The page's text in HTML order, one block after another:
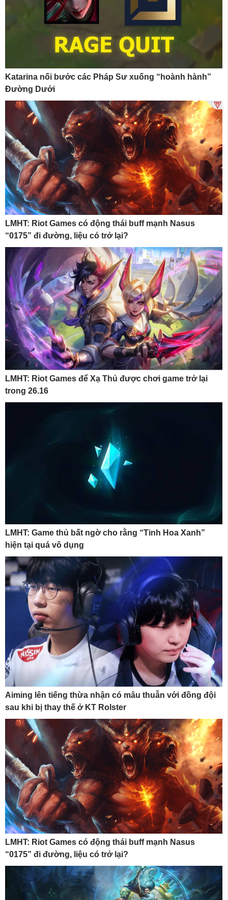
Katarina nối bước các Pháp Sư xuống “hoành hành”
Đường Dưới
LMHT: Riot Games có động thái buff mạnh Nasus
“0175” đi đường, liệu có trở lại?
LMHT: Riot Games để Xạ Thủ được chơi game trở lại
trong 26.16
LMHT: Game thủ bất ngờ cho rằng “Tinh Hoa Xanh”
hiện tại quá vô dụng
Aiming lên tiếng thừa nhận có mâu thuẫn với đồng đội
sau khi bị thay thế ở KT Rolster
LMHT: Riot Games có động thái buff mạnh Nasus
“0175” đi đường, liệu có trở lại?